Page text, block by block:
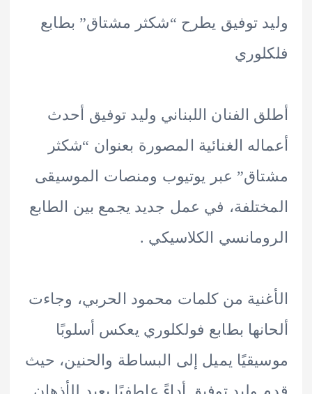
توفيق يطرح “شكثر مشتاق” بطابع
الفنان اللبناني وليد توفيق أحدث
الغنائية المصورة بعنوان “شكثر
عبر يوتيوب ومنصات الموسيقى
في عمل جديد يجمع بين الطابع
الكلاسيكي .
من كلمات محمود الحربي، وجاءت
بطابع فولكلوري يعكس أسلوبًا
يميل إلى البساطة والحنين، حيث